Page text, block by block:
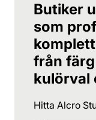
Butiker
som
från
kulörval
Hitta Alcro